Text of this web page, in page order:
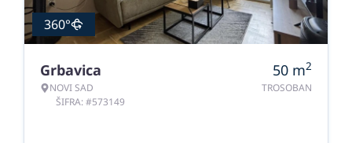
360°
Grbavica
NOVI SAD
ŠIFRA: #573149
50 m2
TROSOBAN